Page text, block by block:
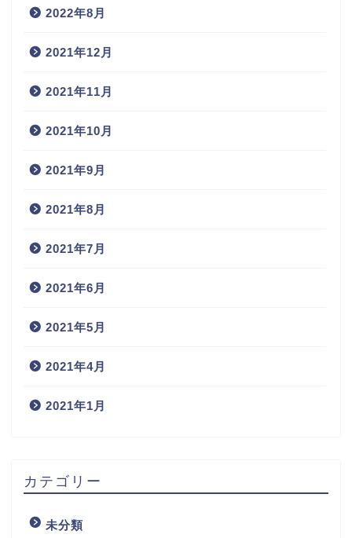
2022年8月
2021年12月
2021年11月
2021年10月
2021年9月
2021年8月
2021年7月
2021年6月
2021年5月
2021年4月
2021年1月
カテゴリー
未分類